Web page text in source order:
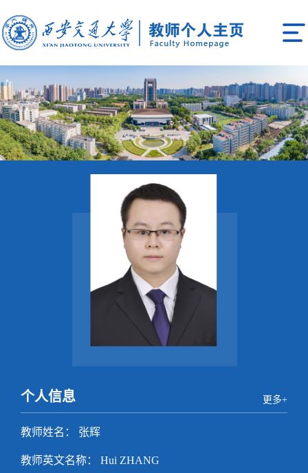
个人信息 更多+
教师姓名： 张辉
教师英文名称： Hui ZHANG